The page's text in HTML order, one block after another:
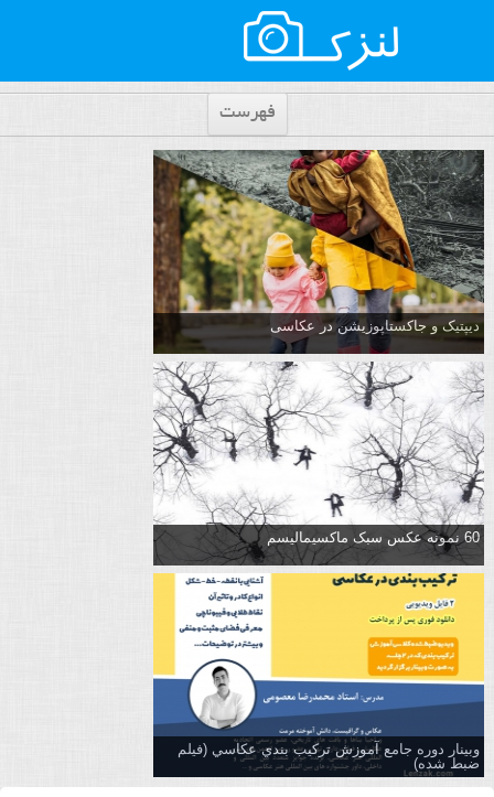
فهرست
دیپتیک و جاکستا‌پوزیشن در عکاسی
60 نمونه عکس سبک ماکسیمالیسم
وبینار دوره جامع آموزش تركيب بندي عكاسي (فیلم
ضبط شده)